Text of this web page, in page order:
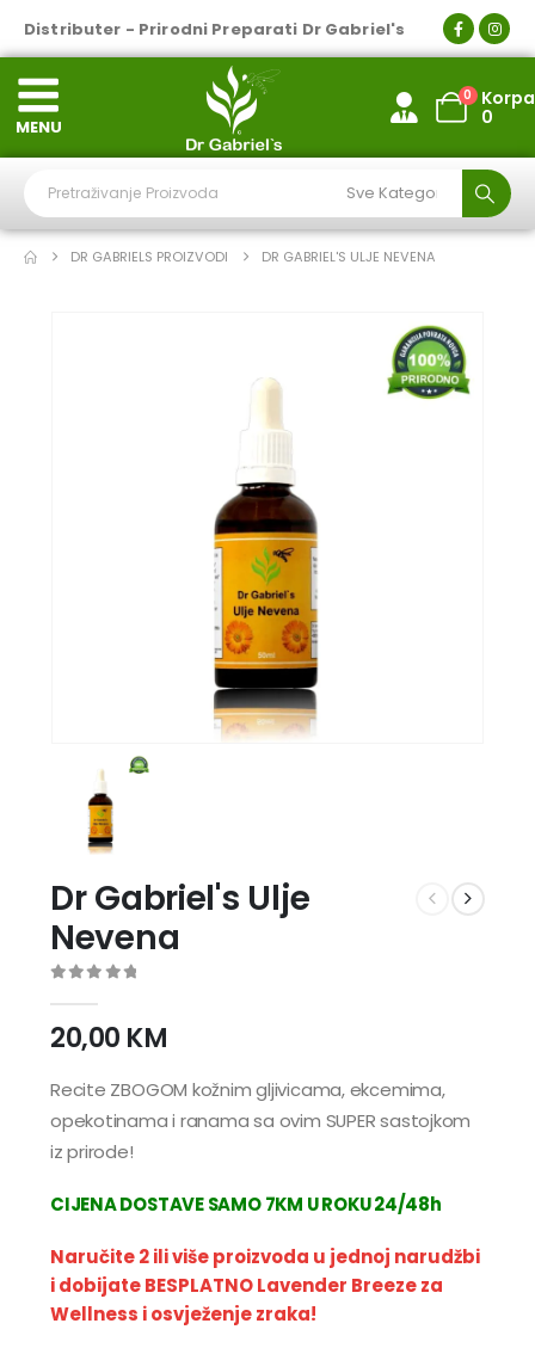
Distributer - Prirodni Preparati Dr Gabriel's
MENU
0
Korpa
0
DR GABRIELS PROIZVODI DR GABRIEL'S ULJE NEVENA
Dr Gabriel's Ulje
Nevena
20,00 KM
Recite ZBOGOM kožnim gljivicama, ekcemima,
opekotinama i ranama sa ovim SUPER sastojkom
iz prirode!
CIJENA DOSTAVE SAMO 7KM U ROKU 24/48h
Naručite 2 ili više proizvoda u jednoj narudžbi
i dobijate BESPLATNO Lavender Breeze za
Wellness i osvježenje zraka!